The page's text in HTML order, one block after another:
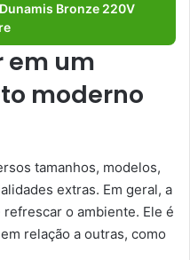
Bronze 220V
em um
moderno
tamanhos, modelos,
extras. Em geral, a
o ambiente. Ele é
relação a outras, como